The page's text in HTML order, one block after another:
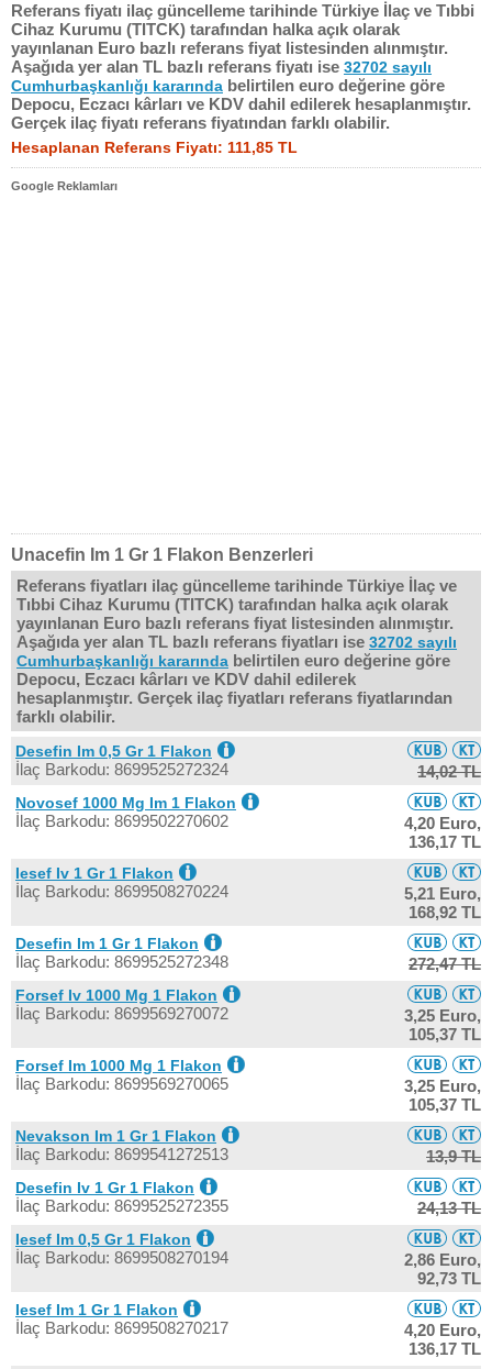
Referans fiyatı ilaç güncelleme tarihinde Türkiye İlaç ve Tıbbi
Cihaz Kurumu (TITCK) tarafından halka açık olarak
yayınlanan Euro bazlı referans fiyat listesinden alınmıştır.
Aşağıda yer alan TL bazlı referans fiyatı ise 32702 sayılı
Cumhurbaşkanlığı kararında belirtilen euro değerine göre
Depocu, Eczacı kârları ve KDV dahil edilerek hesaplanmıştır.
Gerçek ilaç fiyatı referans fiyatından farklı olabilir.
Hesaplanan Referans Fiyatı: 111,85 TL
Google Reklamları
Unacefin Im 1 Gr 1 Flakon Benzerleri
Referans fiyatları ilaç güncelleme tarihinde Türkiye İlaç ve
Tıbbi Cihaz Kurumu (TITCK) tarafından halka açık olarak
yayınlanan Euro bazlı referans fiyat listesinden alınmıştır.
Aşağıda yer alan TL bazlı referans fiyatları ise 32702 sayılı
Cumhurbaşkanlığı kararında belirtilen euro değerine göre
Depocu, Eczacı kârları ve KDV dahil edilerek
hesaplanmıştır. Gerçek ilaç fiyatları referans fiyatlarından
farklı olabilir.
Desefin Im 0,5 Gr 1 Flakon
İlaç Barkodu: 8699525272324 14,02 TL
Novosef 1000 Mg Im 1 Flakon
İlaç Barkodu: 8699502270602
4,20 Euro,
136,17 TL
Iesef Iv 1 Gr 1 Flakon
İlaç Barkodu: 8699508270224
5,21 Euro,
168,92 TL
Desefin Im 1 Gr 1 Flakon
İlaç Barkodu: 8699525272348 272,47 TL
Forsef Iv 1000 Mg 1 Flakon
İlaç Barkodu: 8699569270072
3,25 Euro,
105,37 TL
Forsef Im 1000 Mg 1 Flakon
İlaç Barkodu: 8699569270065
3,25 Euro,
105,37 TL
Nevakson Im 1 Gr 1 Flakon
İlaç Barkodu: 8699541272513 13,9 TL
Desefin Iv 1 Gr 1 Flakon
İlaç Barkodu: 8699525272355 24,13 TL
Iesef Im 0,5 Gr 1 Flakon
İlaç Barkodu: 8699508270194
2,86 Euro,
92,73 TL
Iesef Im 1 Gr 1 Flakon
İlaç Barkodu: 8699508270217
4,20 Euro,
136,17 TL